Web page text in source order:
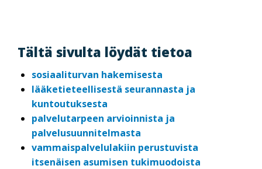
Tältä sivulta löydät tietoa
sosiaaliturvan hakemisesta
lääketieteellisestä seurannasta ja
kuntoutuksesta
palvelutarpeen arvioinnista ja
palvelusuunnitelmasta
vammaispalvelulakiin perustuvista
itsenäisen asumisen tukimuodoista